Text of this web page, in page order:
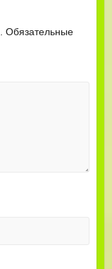
Обязательные